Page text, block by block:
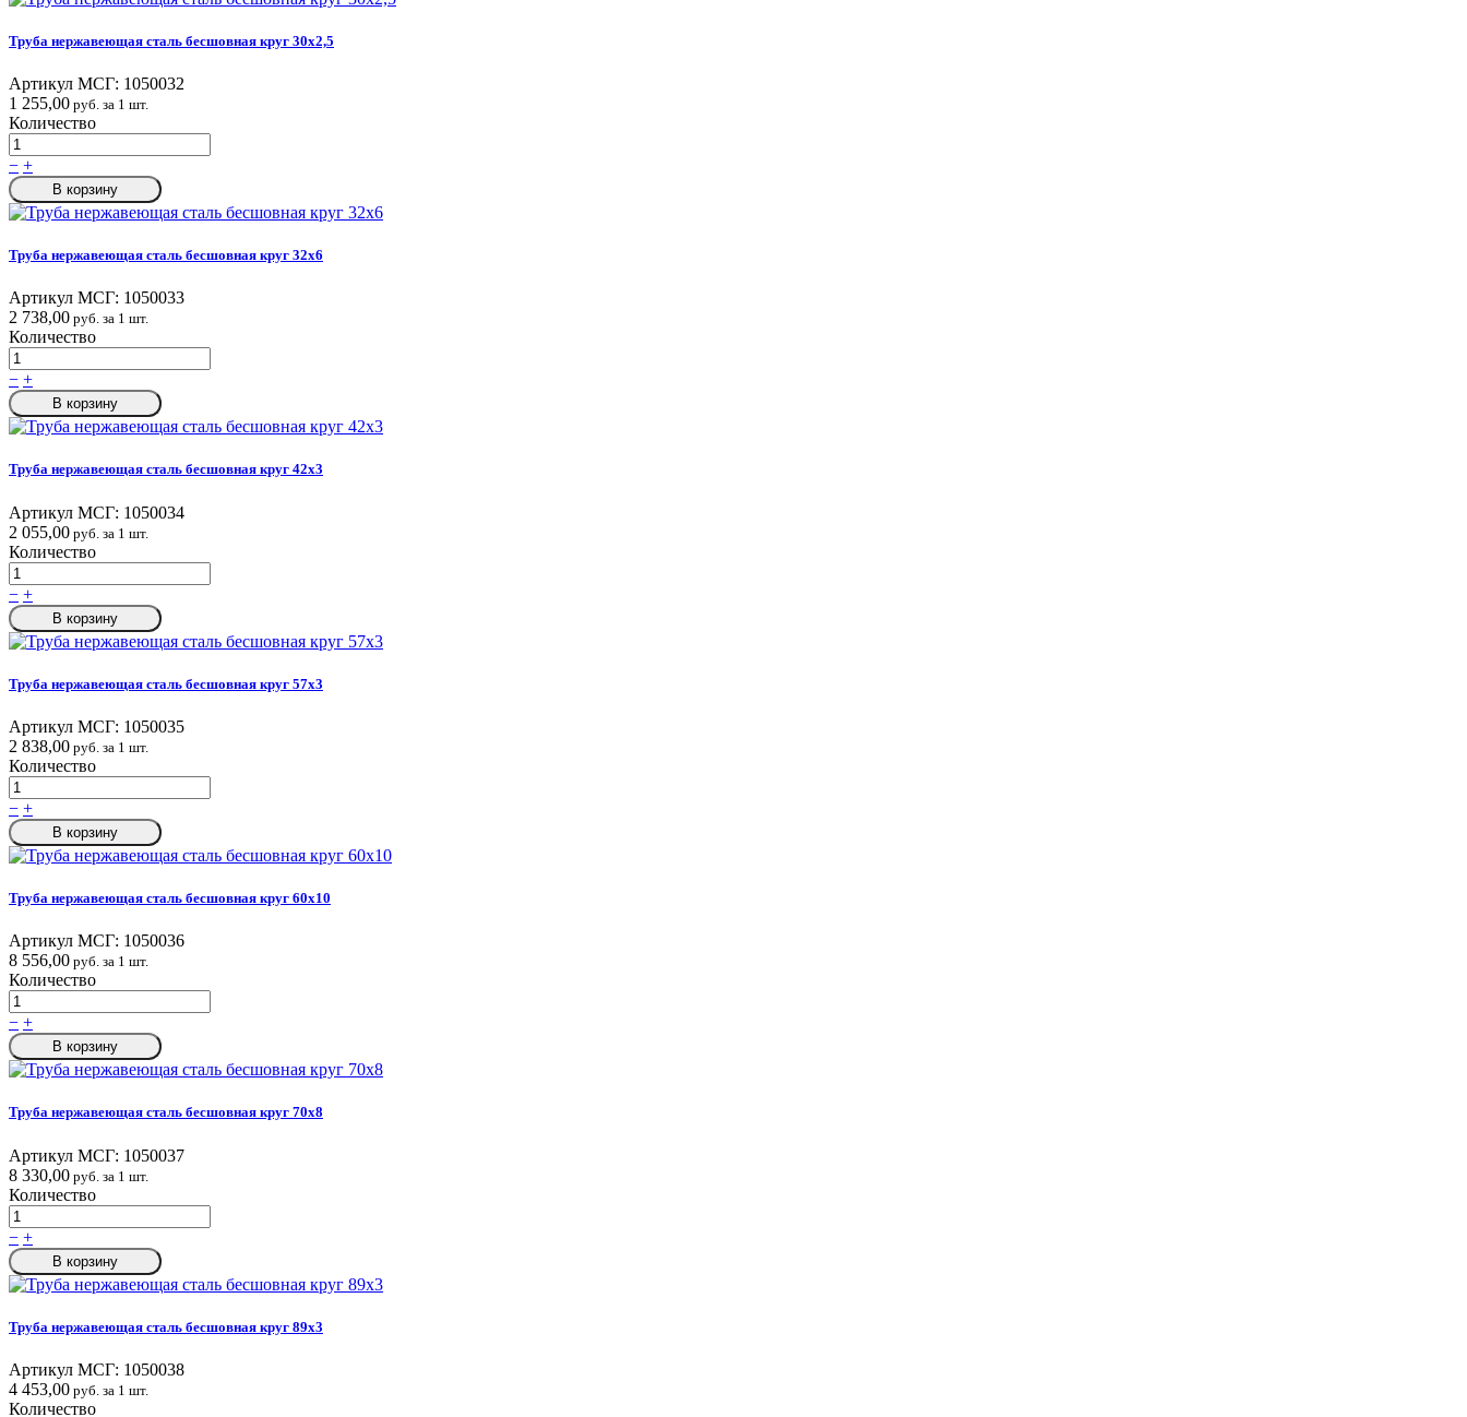
Труба нержавеющая сталь бесшовная круг 30х2,5
Артикул МСГ: 1050032
1 255,00 руб. за 1 шт.
Количество
− +
В корзину
Труба нержавеющая сталь бесшовная круг 32х6
Артикул МСГ: 1050033
2 738,00 руб. за 1 шт.
Количество
− +
В корзину
Труба нержавеющая сталь бесшовная круг 42х3
Артикул МСГ: 1050034
2 055,00 руб. за 1 шт.
Количество
− +
В корзину
Труба нержавеющая сталь бесшовная круг 57х3
Артикул МСГ: 1050035
2 838,00 руб. за 1 шт.
Количество
− +
В корзину
Труба нержавеющая сталь бесшовная круг 60х10
Артикул МСГ: 1050036
8 556,00 руб. за 1 шт.
Количество
− +
В корзину
Труба нержавеющая сталь бесшовная круг 70х8
Артикул МСГ: 1050037
8 330,00 руб. за 1 шт.
Количество
− +
В корзину
Труба нержавеющая сталь бесшовная круг 89х3
Артикул МСГ: 1050038
4 453,00 руб. за 1 шт.
Количество